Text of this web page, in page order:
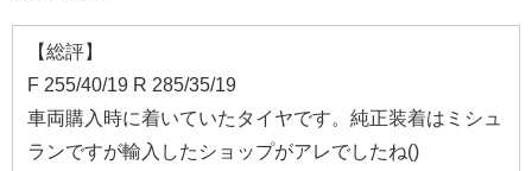
【総評】
F 255/40/19 R 285/35/19
車両購入時に着いていたタイヤです。純正装着はミシュ
ランですが輸入したショップがアレでしたね()